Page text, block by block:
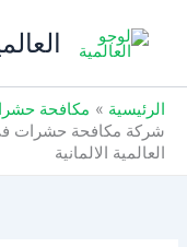
الرئيسية
مكافحة
العالمية الالمانية